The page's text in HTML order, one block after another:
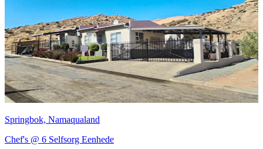
Springbok, Namaqualand
Chef's @ 6 Selfsorg Eenhede